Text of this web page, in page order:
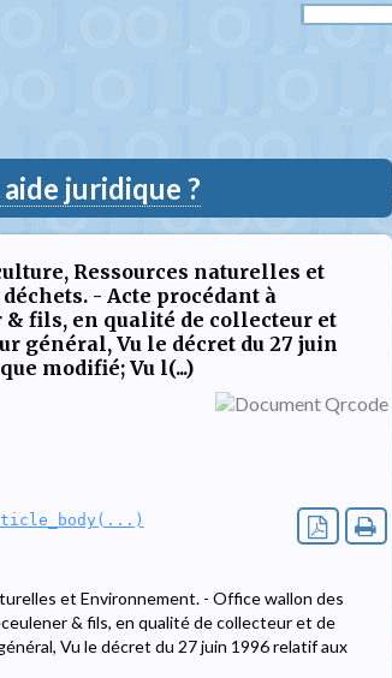
juridique ?
Ressources naturelles et
- Acte procédant à
& fils, en qualité de collecteur et
général, Vu le décret du 27 juin
modifié; Vu l(...)
et Environnement. - Office wallon des
& fils, en qualité de collecteur et de
Vu le décret du 27 juin 1996 relatif aux